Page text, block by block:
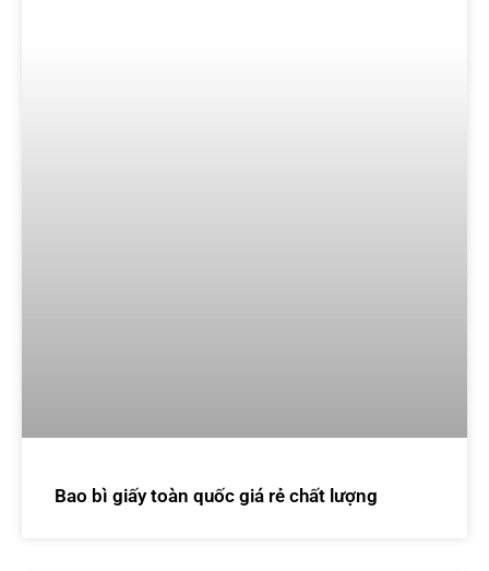
Bao bì giấy toàn quốc giá rẻ chất lượng